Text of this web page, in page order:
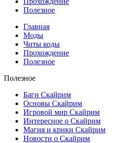
Полезное
Главная
Моды
Читы коды
Прохождение
Полезное
Полезное
Баги Скайрим
Основы Скайрим
Игровой мир Скайрим
Интересное о Скайрим
Магия и крики Скайрим
Новости о Скайрим